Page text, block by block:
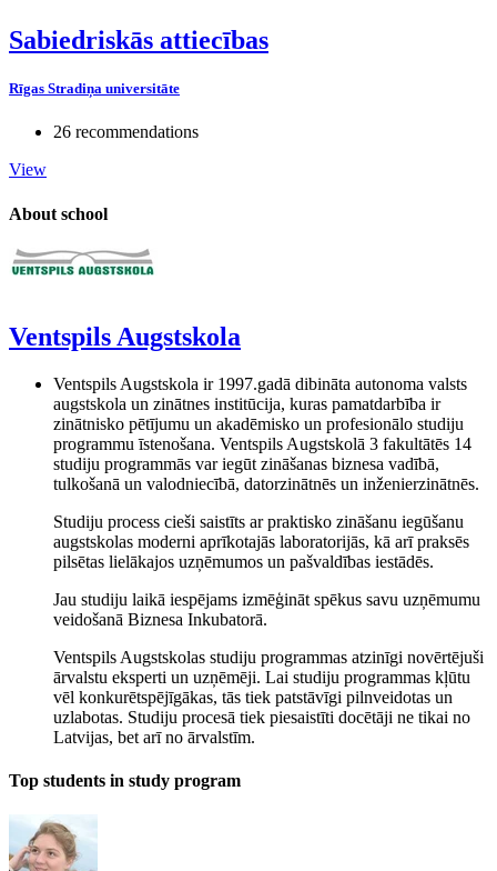
Sabiedriskās attiecības
Rīgas Stradiņa universitāte
26 recommendations
View
About school
Ventspils Augstskola
Ventspils Augstskola ir 1997.gadā dibināta autonoma valsts
augstskola un zinātnes institūcija, kuras pamatdarbība ir
zinātnisko pētījumu un akadēmisko un profesionālo studiju
programmu īstenošana. Ventspils Augstskolā 3 fakultātēs 14
studiju programmās var iegūt zināšanas biznesa vadībā,
tulkošanā un valodniecībā, datorzinātnēs un inženierzinātnēs.
Studiju process cieši saistīts ar praktisko zināšanu iegūšanu
augstskolas moderni aprīkotajās laboratorijās, kā arī praksēs
pilsētas lielākajos uzņēmumos un pašvaldības iestādēs.
Jau studiju laikā iespējams izmēģināt spēkus savu uzņēmumu
veidošanā Biznesa Inkubatorā.
Ventspils Augstskolas studiju programmas atzinīgi novērtējuši
ārvalstu eksperti un uzņēmēji. Lai studiju programmas kļūtu
vēl konkurētspējīgākas, tās tiek patstāvīgi pilnveidotas un
uzlabotas. Studiju procesā tiek piesaistīti docētāji ne tikai no
Latvijas, bet arī no ārvalstīm.
Top students in study program